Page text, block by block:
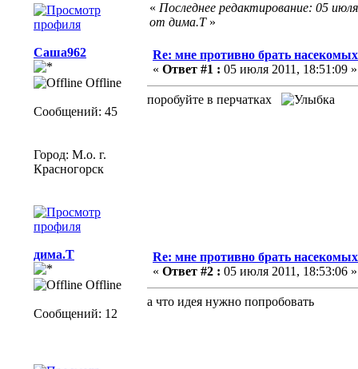
« Последнее редактирование: 05
от дима.Т»
Саша962
Offline
Сообщений: 45
Город: М.о. г.
Красногорск
Re: мне противно брать
« Ответ #1 : 05 июля 2011, 18:51:09 »
поробуйте в перчатках
дима.Т
Offline
Сообщений: 12
Re: мне противно брать
« Ответ #2 : 05 июля 2011, 18:53:06 »
а что идея нужно попробовать